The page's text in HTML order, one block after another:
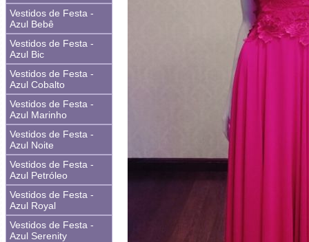
Vestidos de Festa -
Azul Bebê
Vestidos de Festa -
Azul Bic
Vestidos de Festa -
Azul Cobalto
Vestidos de Festa -
Azul Marinho
Vestidos de Festa -
Azul Noite
Vestidos de Festa -
Azul Petróleo
Vestidos de Festa -
Azul Royal
Vestidos de Festa -
Azul Serenity